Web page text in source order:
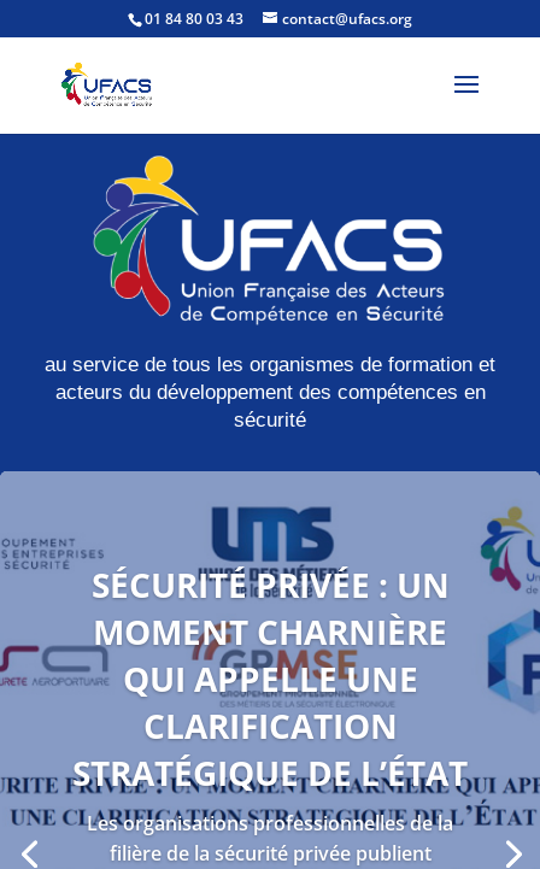
01 84 80 03 43 contact@ufacs.org
au service de tous les organismes de formation et
acteurs du développement des compétences en
sécurité
SÉCURITÉ PRIVÉE : UN
MOMENT CHARNIÈRE
QUI APPELLE UNE
CLARIFICATION
STRATÉGIQUE DE L’ÉTAT
Les organisations professionnelles de la
filière de la sécurité privée publient